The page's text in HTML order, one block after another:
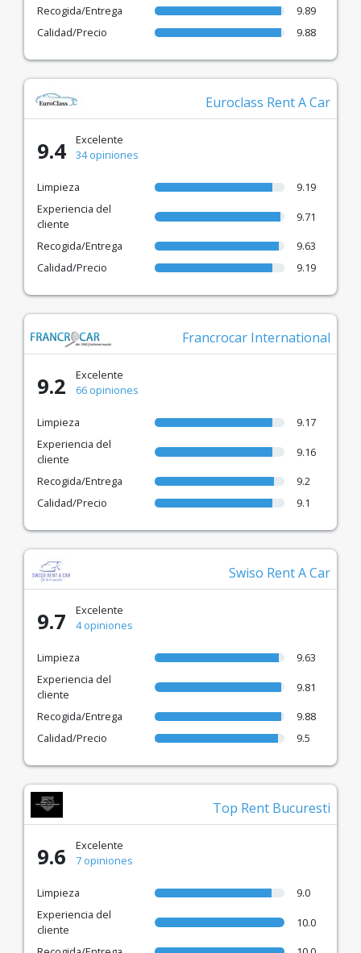
Recogida/Entrega
9.89
Calidad/Precio
9.88
Euroclass Rent A Car
9.4
Excelente
34 opiniones
Limpieza
9.19
Experiencia del
cliente
9.71
Recogida/Entrega
9.63
Calidad/Precio
9.19
Francrocar International
9.2
Excelente
66 opiniones
Limpieza
9.17
Experiencia del
cliente
9.16
Recogida/Entrega
9.2
Calidad/Precio
9.1
Swiso Rent A Car
9.7
Excelente
4 opiniones
Limpieza
9.63
Experiencia del
cliente
9.81
Recogida/Entrega
9.88
Calidad/Precio
9.5
Top Rent Bucuresti
9.6
Excelente
7 opiniones
Limpieza
9.0
Experiencia del
cliente
10.0